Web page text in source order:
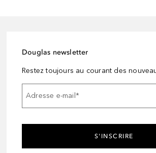
Douglas newsletter
Restez toujours au courant des
Adresse e-mail*
S'INSCRIRE